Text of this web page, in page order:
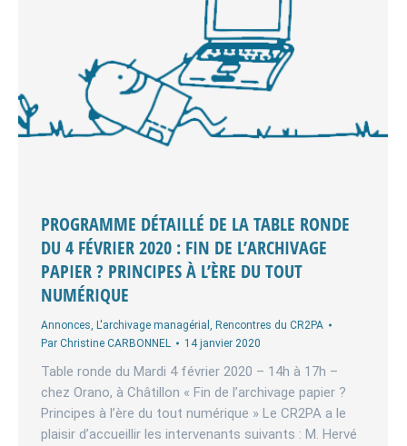
PROGRAMME DÉTAILLÉ DE LA TABLE RONDE
DU 4 FÉVRIER 2020 : FIN DE L’ARCHIVAGE
PAPIER ? PRINCIPES À L’ÈRE DU TOUT
NUMÉRIQUE
Annonces, L'archivage managérial , Rencontres du CR2PA
Par Christine CARBONNEL 14 janvier 2020
Table ronde du Mardi 4 février 2020 – 14h à 17h –
chez Orano, à Châtillon « Fin de l’archivage papier ?
Principes à l’ère du tout numérique » Le CR2PA a le
plaisir d’accueillir les intervenants suivants : M. Hervé